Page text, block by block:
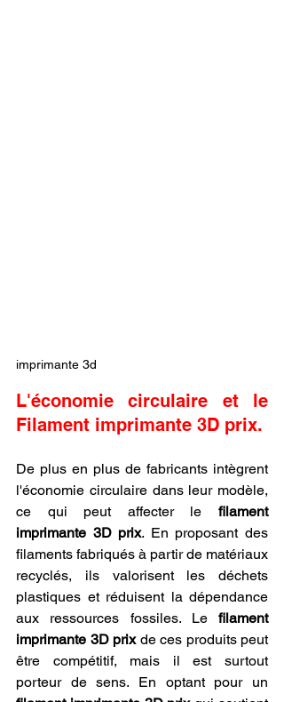
imprimante 3d
L'économie circulaire et le
Filament imprimante 3D prix.
De plus en plus de fabricants intègrent
l'économie circulaire dans leur modèle,
ce qui peut affecter le filament
imprimante 3D prix. En proposant des
filaments fabriqués à partir de matériaux
recyclés, ils valorisent les déchets
plastiques et réduisent la dépendance
aux ressources fossiles. Le filament
imprimante 3D prix de ces produits peut
être compétitif, mais il est surtout